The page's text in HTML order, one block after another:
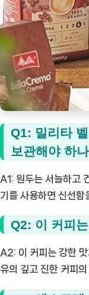
Q1: 밀리타
보관해야 하
A1: 원두는 서늘하고
기를 사용하면 신선함
Q2: 이 커피
A2: 이 커피는 강한
유의 깊고 진한 커피